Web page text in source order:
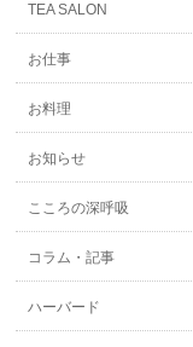
TEA SALON
お仕事
お料理
お知らせ
こころの深呼吸
コラム・記事
ハーバード